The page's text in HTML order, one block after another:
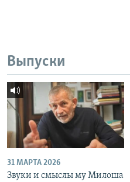
Выпуски
31 МАРТА 2026
Звуки и смыслы му Милоша